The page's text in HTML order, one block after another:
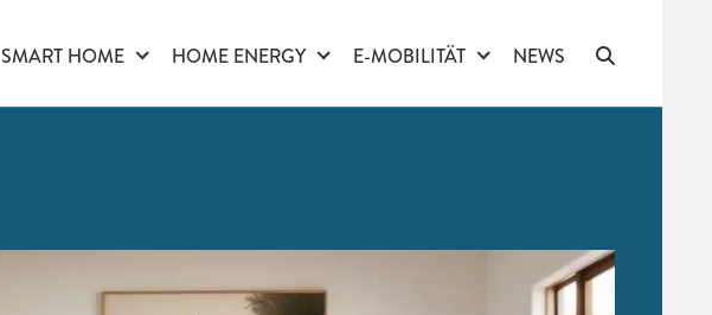
SMART HOME HOME ENERGY E-MOBILITÄT NEWS